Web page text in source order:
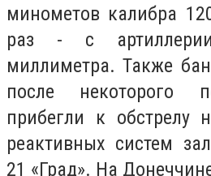
минометов калибра
раз - с
миллиметра. Также
после некоторого
прибегли к обстрелу
реактивных систем
21 «Град». На